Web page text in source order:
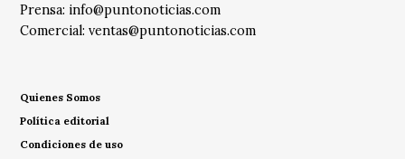
Prensa: info@puntonoticias.com
Comercial:ventas@puntonoticias.com
Quienes Somos
Política editorial
Condiciones de uso